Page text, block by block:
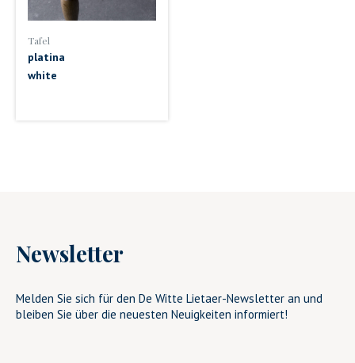
Tafel
platina
white
Newsletter
Melden Sie sich für den De Witte Lietaer-Newsletter an und
bleiben Sie über die neuesten Neuigkeiten informiert!